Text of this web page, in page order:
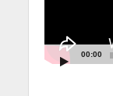
00:00